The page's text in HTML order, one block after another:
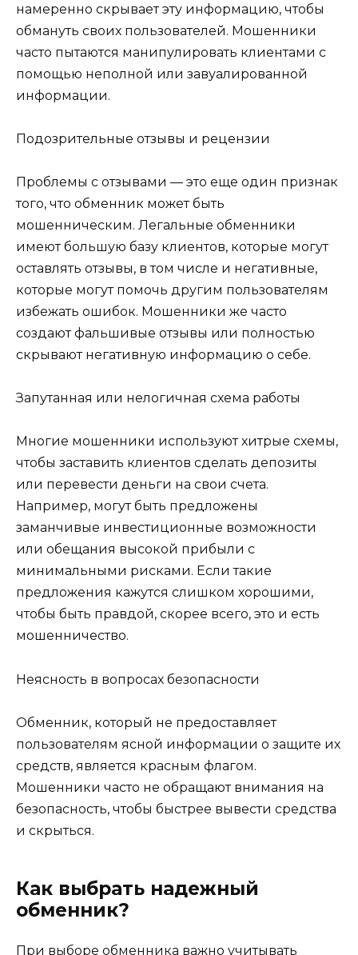
намеренно скрывает эту информацию, чтобы
обмануть своих пользователей. Мошенники
часто пытаются манипулировать клиентами с
помощью неполной или завуалированной
информации.
Подозрительные отзывы и рецензии
Проблемы с отзывами — это еще один признак
того, что обменник может быть
мошенническим. Легальные обменники
имеют большую базу клиентов, которые могут
оставлять отзывы, в том числе и негативные,
которые могут помочь другим пользователям
избежать ошибок. Мошенники же часто
создают фальшивые отзывы или полностью
скрывают негативную информацию о себе.
Запутанная или нелогичная схема работы
Многие мошенники используют хитрые схемы,
чтобы заставить клиентов сделать депозиты
или перевести деньги на свои счета.
Например, могут быть предложены
заманчивые инвестиционные возможности
или обещания высокой прибыли с
минимальными рисками. Если такие
предложения кажутся слишком хорошими,
чтобы быть правдой, скорее всего, это и есть
мошенничество.
Неясность в вопросах безопасности
Обменник, который не предоставляет
пользователям ясной информации о защите их
средств, является красным флагом.
Мошенники часто не обращают внимания на
безопасность, чтобы быстрее вывести средства
и скрыться.
Как выбрать надежный
обменник?
При выборе обменника важно учитывать